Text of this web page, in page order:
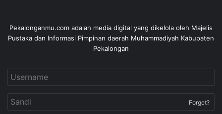
Pekalonganmu.com adalah media digital yang dikelola oleh Majelis
Pustaka dan Informasi Pimpinan daerah Muhammadiyah Kabupaten
Pekalongan
Forget?